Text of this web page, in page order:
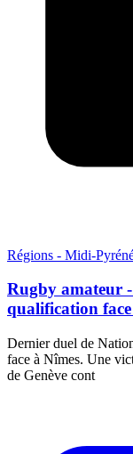
Régions - Midi-
Rugby amateur
qualification
Dernier duel de
face à Nîmes. Une
de Genève cont